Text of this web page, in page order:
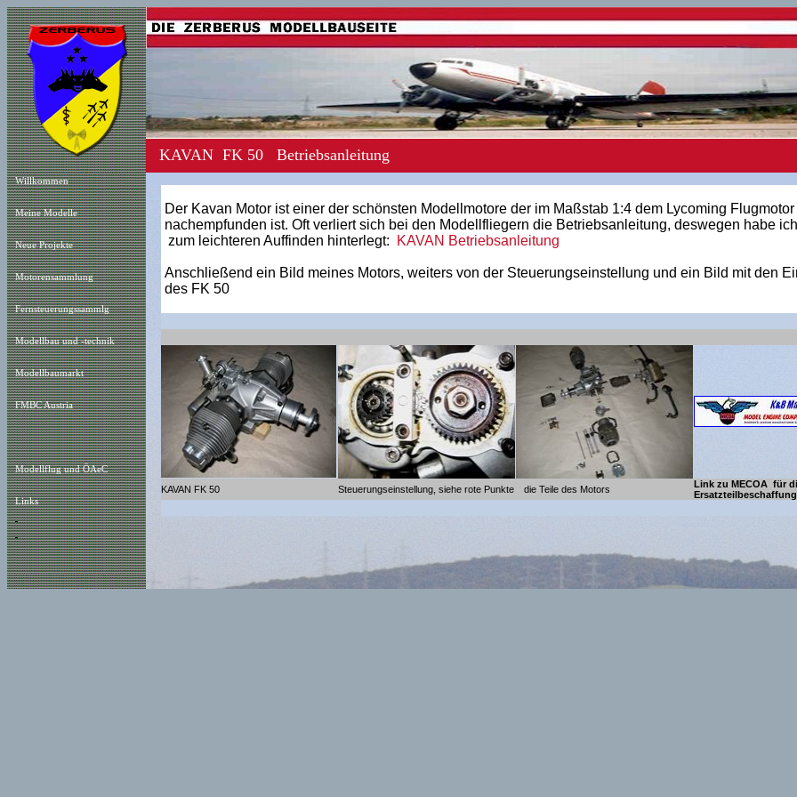
Willkommen
Meine Modelle
Neue Projekte
Motorensammlung
Fernsteuerungssammlg
Modellbau und -technik
Modellbaumarkt
FMBC Austria
Modellflug und ÖAeC
Links
KAVAN FK 50 Betriebsanleitung
Der Kavan Motor ist einer der schönsten Modellmotore der im Maßstab 1:4 dem Lycoming Flugmotor
nachempfunden ist. Oft verliert sich bei den Modellfliegern die Betriebsanleitung, deswegen habe
zum leichteren Auffinden hinterlegt:
KAVAN Betriebsanleitung
Anschließend ein Bild meines Motors, weiters von der Steuerungseinstellung und ein Bild mit den
des FK 50
KAVAN FK 50 Steuerungseinstellung, siehe rote Punkte die Teile des Motors
Link zu MECOA für
Ersatzteilbeschaffung